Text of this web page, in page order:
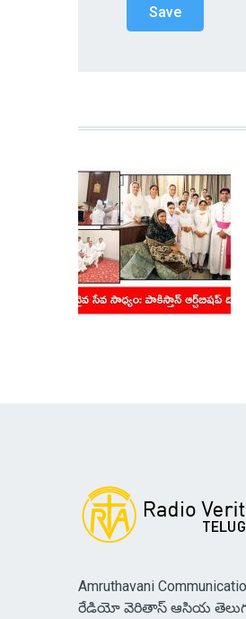
Amruthavani
రేడియో వెరితాస్ ఆసియ